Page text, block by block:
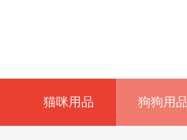
猫咪用品 狗狗用品